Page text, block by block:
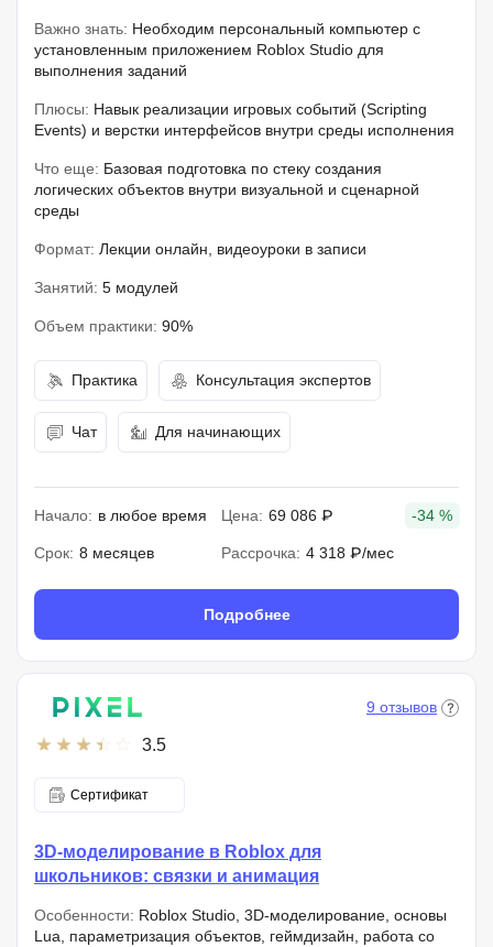
Важно знать: Необходим персональный компьютер с
установленным приложением Roblox Studio для
выполнения заданий
Плюсы: Навык реализации игровых событий (Scripting
Events) и верстки интерфейсов внутри среды исполнения
Что еще: Базовая подготовка по стеку создания
логических объектов внутри визуальной и сценарной
среды
Формат: Лекции онлайн, видеоуроки в записи
Занятий: 5 модулей
Объем практики: 90%
Практика Консультация экспертов
Чат Для начинающих
Начало: в любое время Цена: 69 086 ₽ -34 %
Срок: 8 месяцев Рассрочка: 4 318 ₽/мес
Подробнее
3.5
9 отзывов
Сертификат
3D-моделирование в Roblox для
школьников: связки и анимация
Особенности: Roblox Studio, 3D-моделирование, основы
Lua, параметризация объектов, геймдизайн, работа со